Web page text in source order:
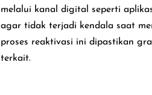
melalui kanal digital seperti
agar tidak terjadi kendala saat
proses reaktivasi ini dipastikan
terkait.